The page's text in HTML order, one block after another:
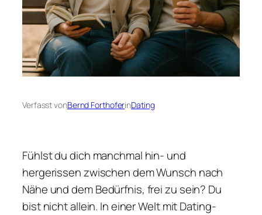
Verfasst vonBernd ForthoferinDating
Fühlst du dich manchmal hin- und
hergerissen zwischen dem Wunsch nach
Nähe und dem Bedürfnis, frei zu sein? Du
bist nicht allein. In einer Welt mit Dating-